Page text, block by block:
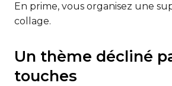
En prime, vous organisez une
collage.
Un thème décliné
touches